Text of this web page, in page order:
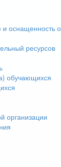
оснащенность
ресурсов
обучающихся
организации